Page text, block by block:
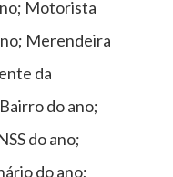
Motorista
Merendeira
da
do ano;
do ano;
do ano;